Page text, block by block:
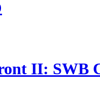
II: SWB